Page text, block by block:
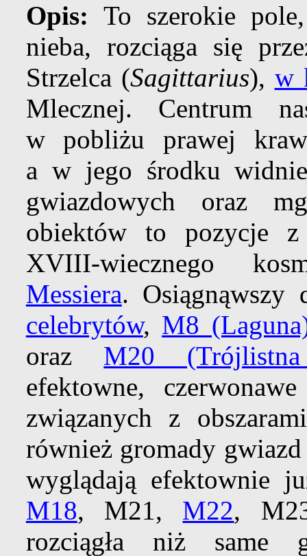
Opis: To szerokie
nieba, rozciąga się
Strzelca (Sagittarius), w
Mlecznej. Centrum
w pobliżu prawej
a w jego środku
gwiazdowych oraz
obiektów to pozycje z
XVIII-wiecznego
Messiera. Osiągnąwszy
celebrytów, M8
oraz M20
efektowne,
związanych z
również gromady
wyglądają efektownie
M18, M21, M22,
rozciągła niż same